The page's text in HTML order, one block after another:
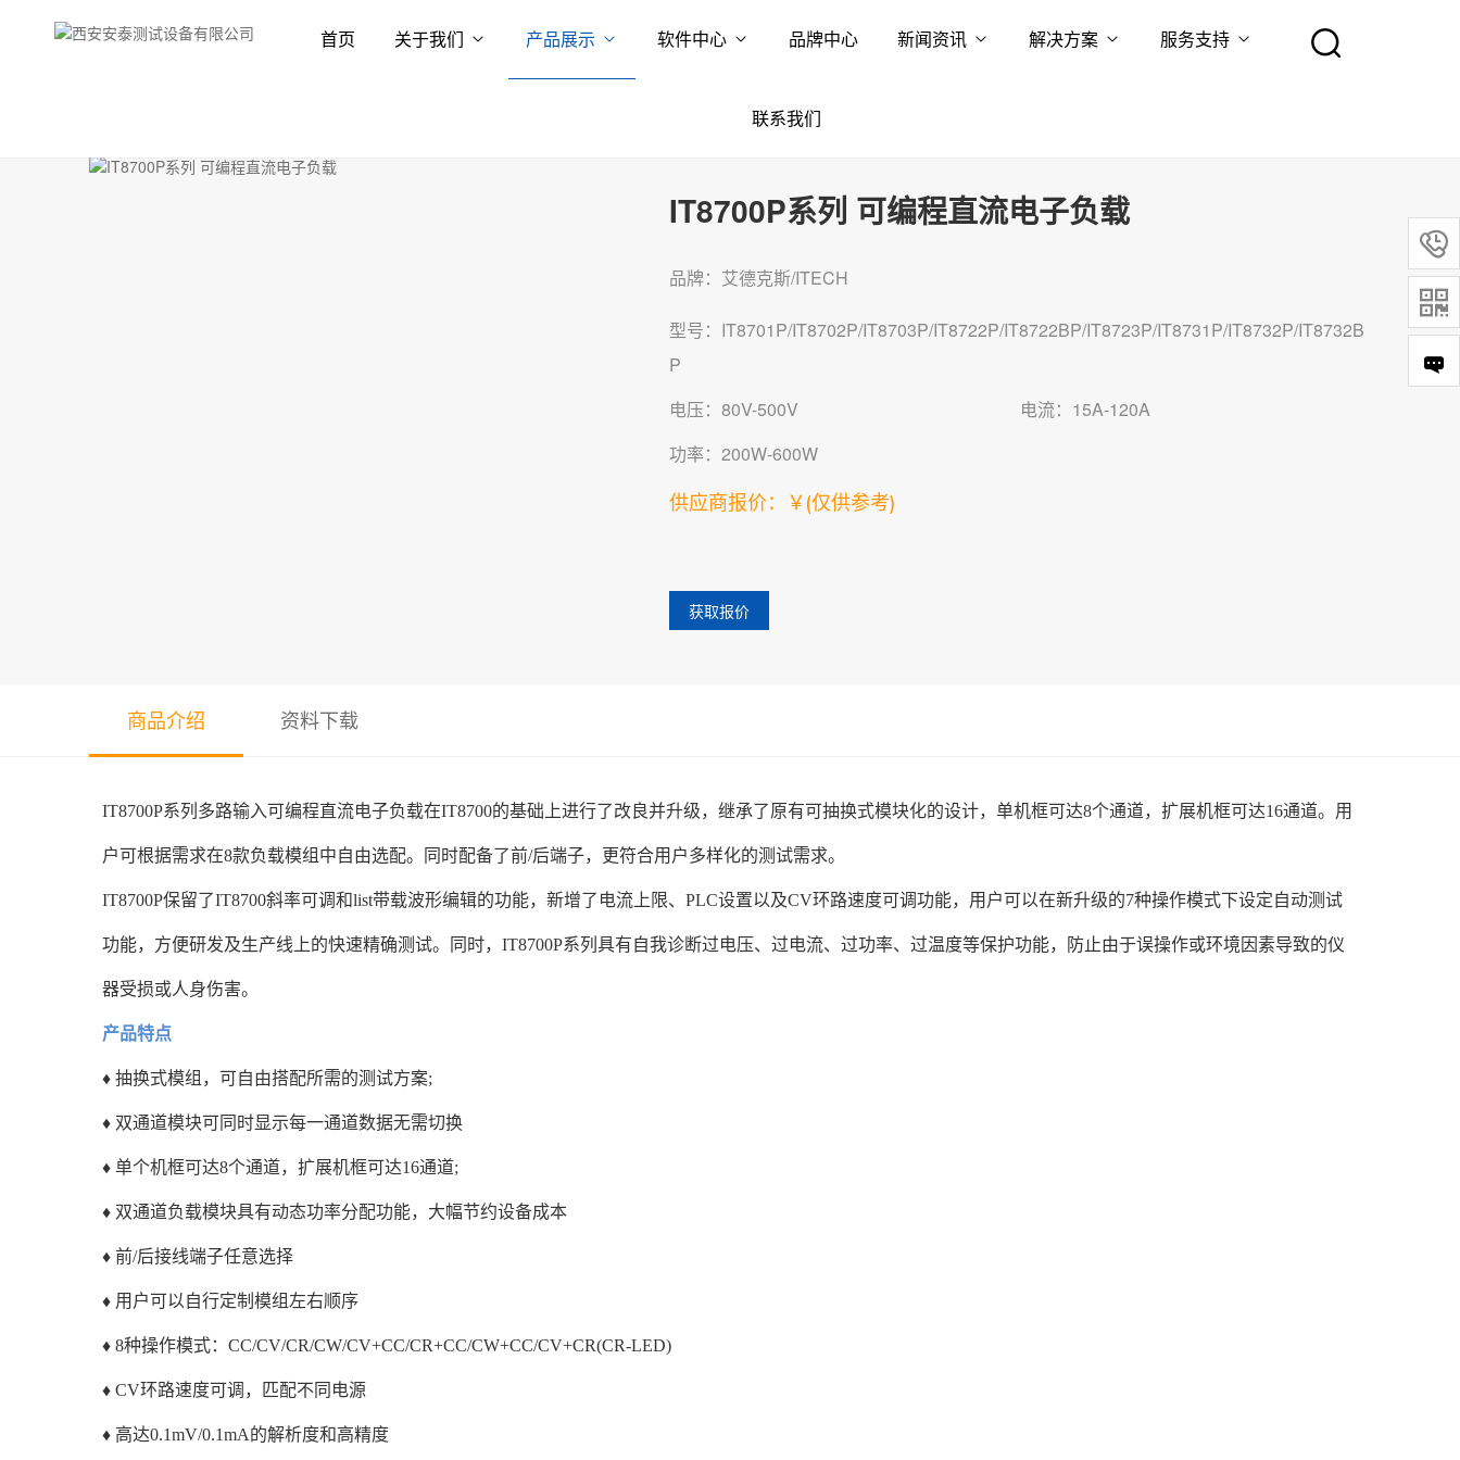
首页 关于我们 产品展示 软件中心 品牌中心 新闻资讯 解决方案 服务支持
联系我们
IT8700P系列 可编程直流电子负载
品牌：艾德克斯/ITECH
型号：IT8701P/IT8702P/IT8703P/IT8722P/IT8722BP/IT8723P/IT8731P/IT8732P/IT8732B
P
电压：80V-500V
电流：15A-120A
功率：200W-600W
供应商报价：￥(仅供参考)
获取报价
商品介绍 资料下载
IT8700P系列多路输入可编程直流电子负载在IT8700的基础上进行了改良并升级，继承了原有可抽换式模块化的设计，单机框可达8个通道，扩展机框可达16通道。用
户可根据需求在8款负载模组中自由选配。同时配备了前/后端子，更符合用户多样化的测试需求。
IT8700P保留了IT8700斜率可调和list带载波形编辑的功能，新增了电流上限、PLC设置以及CV环路速度可调功能，用户可以在新升级的7种操作模式下设定自动测试
功能，方便研发及生产线上的快速精确测试。同时，IT8700P系列具有自我诊断过电压、过电流、过功率、过温度等保护功能，防止由于误操作或环境因素导致的仪
器受损或人身伤害。
产品特点
♦ 抽换式模组，可自由搭配所需的测试方案;
♦ 双通道模块可同时显示每一通道数据无需切换
♦ 单个机框可达8个通道，扩展机框可达16通道;
♦ 双通道负载模块具有动态功率分配功能，大幅节约设备成本
♦ 前/后接线端子任意选择
♦ 用户可以自行定制模组左右顺序
♦ 8种操作模式：CC/CV/CR/CW/CV+CC/CR+CC/CW+CC/CV+CR(CR-LED)
♦ CV环路速度可调，匹配不同电源
♦ 高达0.1mV/0.1mA的解析度和高精度

